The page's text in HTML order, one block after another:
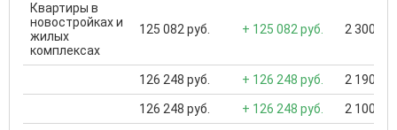
Квартиры в
новостройках и
жилых
комплексах
125 082 руб. + 125 082 руб. 2 300
126 248 руб. + 126 248 руб. 2 190
126 248 руб. + 126 248 руб. 2 100